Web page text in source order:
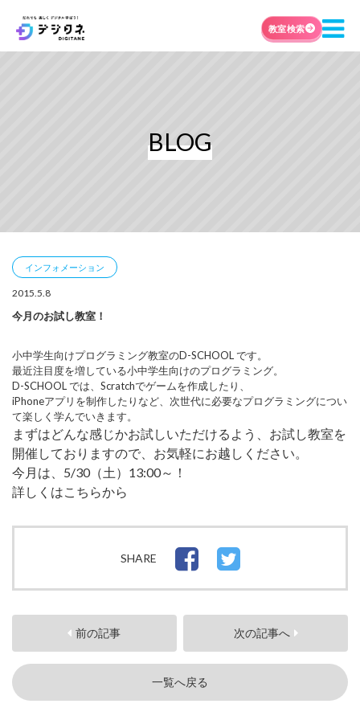
教室検索
BLOG
インフォメーション
2015.5.8
今月のお試し教室！
小中学生向けプログラミング教室のD-SCHOOL です。
最近注目度を増している小中学生向けのプログラミング。
D-SCHOOL では、Scratchでゲームを作成したり、
iPhoneアプリを制作したりなど、次世代に必要なプログラミングについ
て楽しく学んでいきます。
まずはどんな感じかお試しいただけるよう、お試し教室を
開催しておりますので、お気軽にお越しください。
今月は、5/30（土）13:00～！
詳しくはこちらから
SHARE
前の記事 次の記事へ
一覧へ戻る